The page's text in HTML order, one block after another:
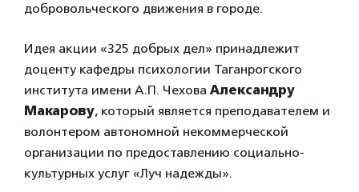
добровольческого движения в городе.
Идея акции «325 добрых дел» принадлежит
доценту кафедры психологии Таганрогского
института имени А.П. Чехова Александру
Макарову, который является преподавателем и
волонтером автономной некоммерческой
организации по предоставлению социально-
культурных услуг «Луч надежды».